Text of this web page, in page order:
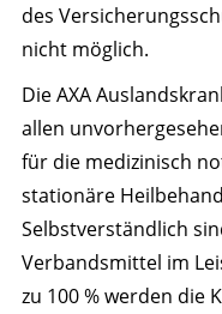
des
nicht möglich.
Die AXA
allen
für die medizinisch
stationäre
Selbstverständlich
Verbandsmittel im
zu 100 % werden die